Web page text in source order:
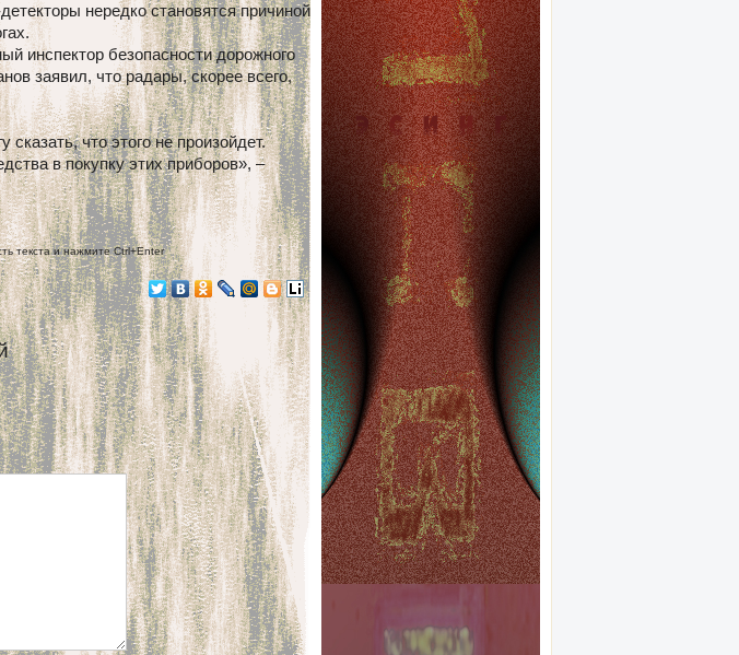
нередко становятся причиной
инспектор безопасности дорожного
заявил, что радары, скорее всего,
что этого не произойдет.
в покупку этих приборов», –
текста и нажмите Ctrl+Enter